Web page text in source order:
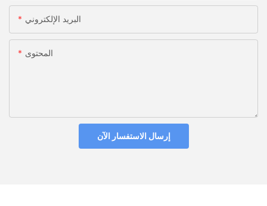
البريد الإلكتروني
المحتوى
إرسال الاستفسار الآن